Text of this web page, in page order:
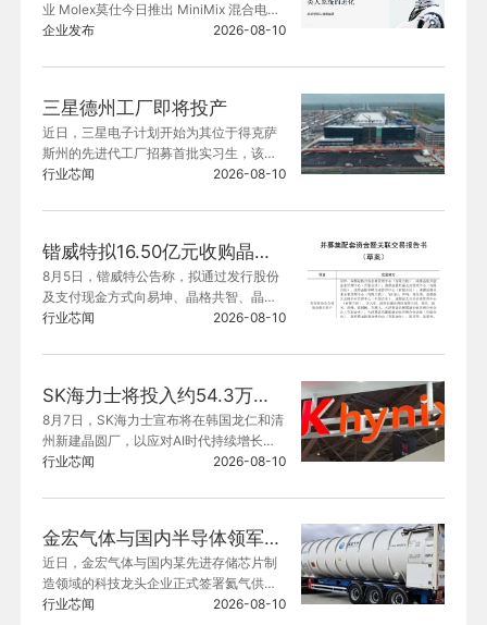
业 Molex莫仕今日推出 MiniMix 混合电源
和信号连接器，这是一个专用互连系统平
动机器人 (AMR) 和先进工业自动化系统中
企业发布 2026-08-10
三星德州工厂即将投产
近日，三星电子计划开始为其位于得克萨
斯州的先进代工厂招募首批实习生，该工
厂预计将于今年年底前启动量产。
行业芯闻 2026-08-10
锴威特拟16.50亿元收购晶艺半导体
8月5日，锴威特公告称，拟通过发行股份
及支付现金方式向易坤、晶格共智、晶格
共创、晶格共赢、晶格顶峰、晶格未来等2
100.00%股份，交易价格16.5亿元。并拟
资金，总额不超过9.01亿元。
行业芯闻 2026-08-10
SK海力士将投入约54.3万亿韩元建设晶圆厂
8月7日，SK海力士宣布将在韩国龙仁和清
州新建晶圆厂，以应对AI时代持续增长的
存储器需求。
行业芯闻 2026-08-10
金宏气体与国内半导体领军企业达成氦气供应战略合作
近日，金宏气体与国内某先进存储芯片制
造领域的科技龙头企业正式签署氦气供应
战略合同。此次合作不仅是两家企业战略
行业芯闻 2026-08-10